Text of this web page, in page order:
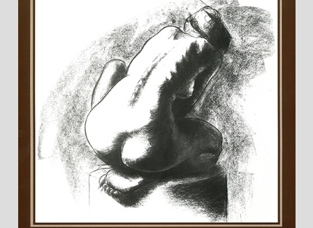
Buch "Zeichnungen von Irénée Duriez" mit
Vorwort von Hugo Brutin (210 Seiten).